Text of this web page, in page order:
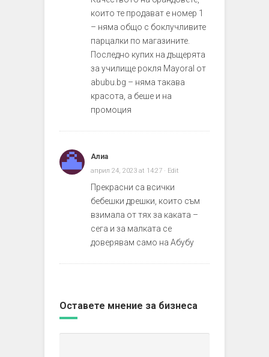
които те продават е номер 1
– няма общо с боклучливите
парцалки по магазините.
Последно купих на дъщерята
за училище рокля Mayoral от
abubu.bg – няма такава
красота, а беше и на
промоция
Алиа
април 24, 2023 at 14:27 · Edit
Прекрасни са всички
бебешки дрешки, които съм
взимала от тях за каката –
сега и за малката се
доверявам само на Абубу
Оставете мнение за бизнеса